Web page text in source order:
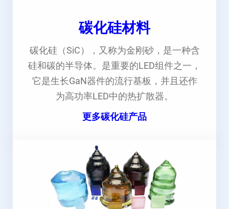
碳化硅材料
碳化硅（SiC），又称为金刚砂，是一种含
硅和碳的半导体。是重要的LED组件之一，
它是生长GaN器件的流行基板，并且还作
为高功率LED中的热扩散器。
更多碳化硅产品